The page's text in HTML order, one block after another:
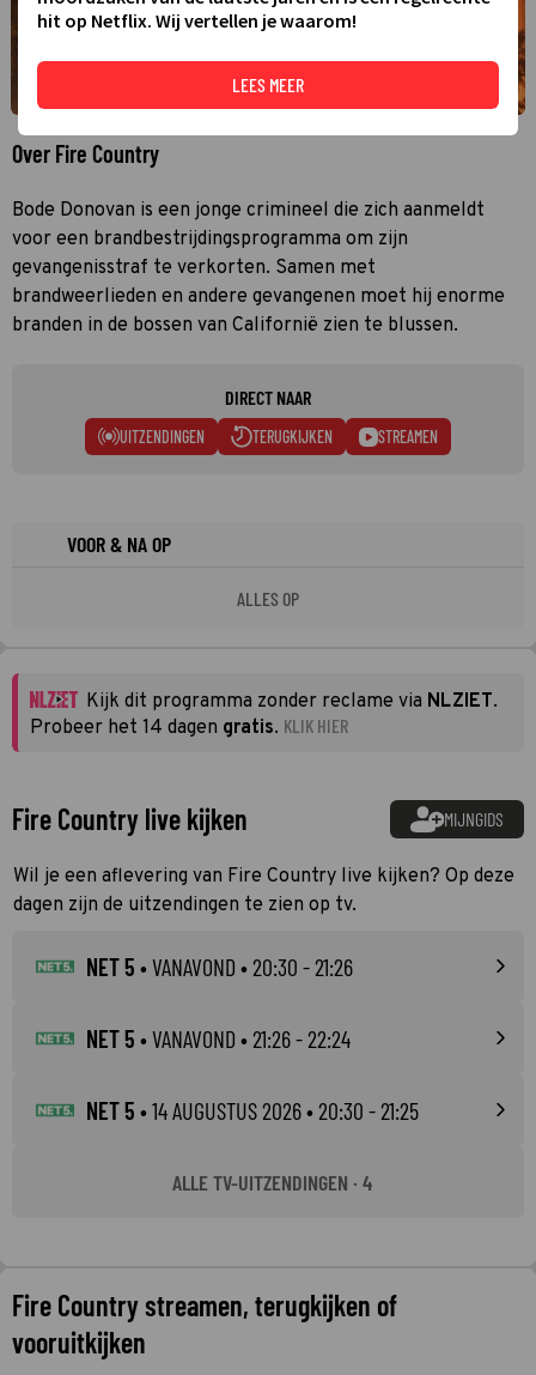
Over Fire Country
Bode Donovan is een jonge crimineel die zich aanmeldt
voor een brandbestrijdingsprogramma om zijn
gevangenisstraf te verkorten. Samen met
brandweerlieden en andere gevangenen moet hij enorme
branden in de bossen van Californië zien te blussen.
DIRECT NAAR
UITZENDINGEN TERUGKIJKEN STREAMEN
VOOR & NA OP
ALLES OP
Kijk dit programma zonder reclame via NLZIET.
Probeer het 14 dagen gratis. KLIK HIER
Fire Country live kijken MIJNGIDS
Wil je een aflevering van Fire Country live kijken? Op deze
dagen zijn de uitzendingen te zien op tv.
NET 5 •VANAVOND • 20:30 - 21:26
NET 5 •VANAVOND • 21:26 - 22:24
NET 5 •14 AUGUSTUS 2026• 20:30 - 21:25
ALLE TV-UITZENDINGEN · 4
Fire Country streamen, terugkijken of
vooruitkijken
hit op Netflix. Wij vertellen je waarom!
LEES MEER